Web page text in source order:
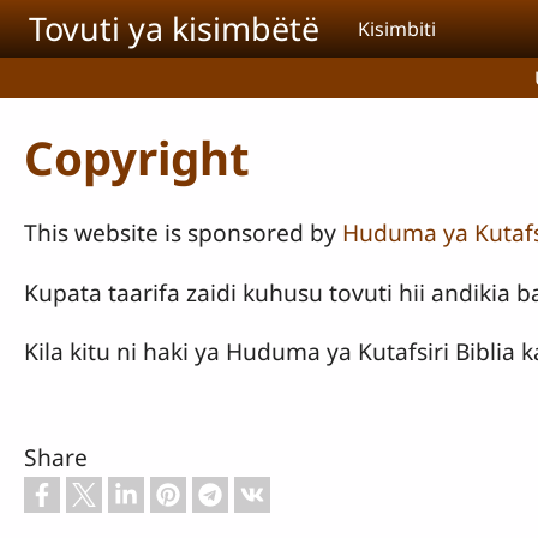
Skip to main content
Tovuti ya kisimbëtë Kisimbiti
Copyright
This website is sponsored by Huduma ya
Kupata taarifa zaidi kuhusu tovuti hii andikia
Kila kitu ni haki ya Huduma ya Kutafsiri Biblia
Share